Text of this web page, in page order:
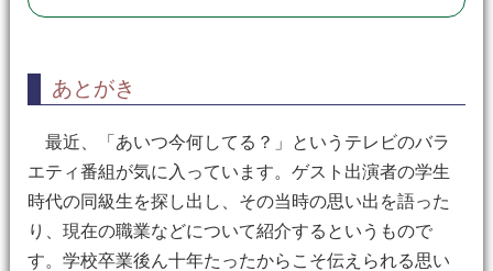
あとがき
最近、「あいつ今何してる？」というテレビのバラ
エティ番組が気に入っています。ゲスト出演者の学生
時代の同級生を探し出し、その当時の思い出を語った
り、現在の職業などについて紹介するというもので
す。学校卒業後ん十年たったからこそ伝えられる思い